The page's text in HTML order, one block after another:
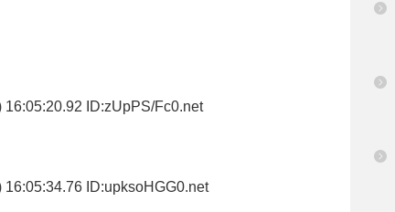
16:05:20.92 ID:zUpPS/Fc0.net
16:05:34.76 ID:upksoHGG0.net